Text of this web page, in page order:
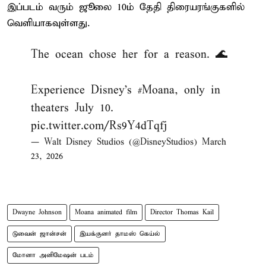
இப்படம் வரும் ஜூலை 10ம் தேதி திரையரங்குகளில்
வெளியாகவுள்ளது.
The ocean chose her for a reason. 🌊
Experience Disney's #Moana, only in
theaters July 10.
pic.twitter.com/Rs9Y4dTqfj
— Walt Disney Studios (@DisneyStudios) March
23, 2026
Dwayne Johnson Moana animated film Director Thomas Kail
டுவைன் ஜான்சன் இயக்குனர் தாமஸ் கெய்ல்
மோனா அனிமேஷன் படம்